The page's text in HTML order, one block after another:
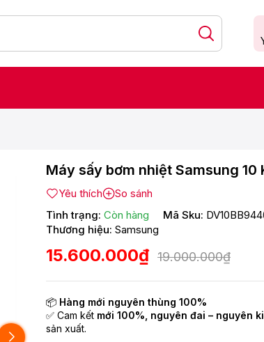
Máy sấy bơm nhiệt Samsung 10
Yêu thích
So sánh
Tình trạng: Còn hàng Mã Sku:
Thương hiệu: Samsung
15.600.000₫ 19.000.000₫
📦 Hàng mới nguyên thùng 100%
✅ Cam kết mới 100%, nguyên đai – nguyên
sản xuất.